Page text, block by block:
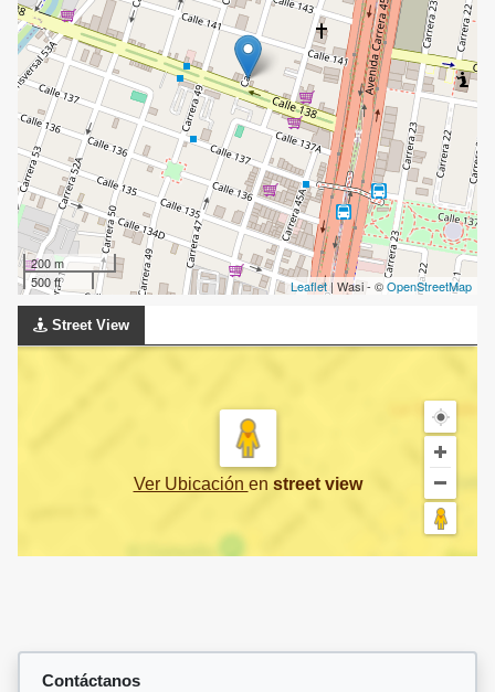
200 m
500 ft
Leaflet | Wasi - ©OpenStreetMap
Street View
Ver Ubicación en street view
Contáctanos